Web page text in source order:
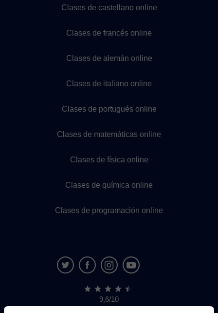
Clases de castellano online
Clases de francés online
Clases de alemán online
Clases de italiano online
Clases de portugués online
Clases de matemáticas online
Clases de física online
Clases de química online
Clases de programación online
9,6/10
1.339.284